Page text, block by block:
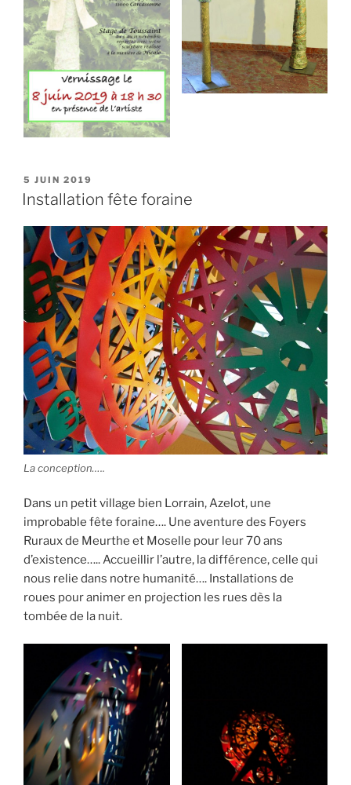
PUBLIÉ
LE
5 JUIN 2019
Installation fête foraine
La conception…..
Dans un petit village bien Lorrain, Azelot, une
improbable fête foraine…. Une aventure des Foyers
Ruraux de Meurthe et Moselle pour leur 70 ans
d’existence….. Accueillir l’autre, la différence, celle qui
nous relie dans notre humanité…. Installations de
roues pour animer en projection les rues dès la
tombée de la nuit.